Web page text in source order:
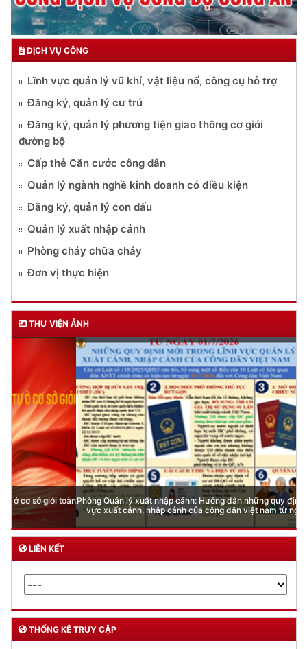
DỊCH VỤ CÔNG
Lĩnh vực quản lý vũ khí, vật liệu nổ, công cụ hỗ trợ
Đăng ký, quản lý cư trú
Đăng ký, quản lý phương tiện giao thông cơ giới
đường bộ
Cấp thẻ Căn cước công dân
Quản lý ngành nghề kinh doanh có điều kiện
Đăng ký, quản lý con dấu
Quản lý xuất nhập cảnh
Phòng cháy chữa cháy
Đơn vị thực hiện
THƯ VIỆN ẢNH
Phòng Quản lý xuất nhập cảnh: Hướng dẫn những quy định mới trong lĩnh
vực xuất cảnh, nhập cảnh của công dân việt nam từ ngày 01/7/2026
LIÊN KẾT
THỐNG KÊ TRUY CẬP